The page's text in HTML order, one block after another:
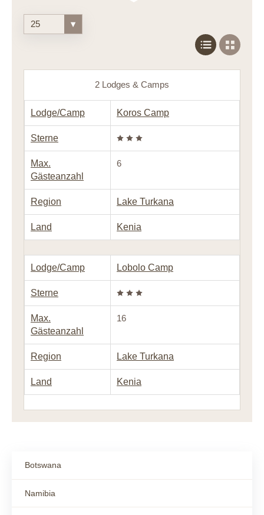
25 ▾
2 Lodges & Camps
Lodge/Camp Koros Camp
Sterne
Max.
Gästeanzahl
6
Region Lake Turkana
Land Kenia
Lodge/Camp Lobolo Camp
Sterne
Max.
Gästeanzahl
16
Region Lake Turkana
Land Kenia
Botswana
Namibia